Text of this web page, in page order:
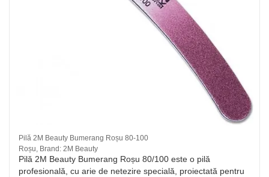
Pilă 2M Beauty Bumerang Roșu 80-100
Roșu, Brand: 2M Beauty
Pilă 2M Beauty Bumerang Roșu 80/100 este o pilă
profesională, cu arie de netezire specială, proiectată pentru